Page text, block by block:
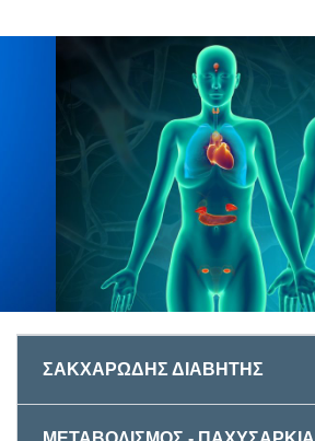
ΣΑΚΧΑΡΩΔΗΣ ΔΙΑΒΗΤΗΣ